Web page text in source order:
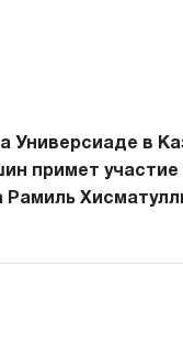
в
примет участие